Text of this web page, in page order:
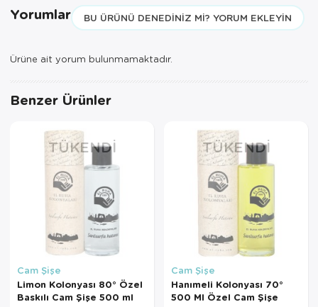
Yorumlar BU ÜRÜNÜ DENEDINIZ MI? YORUM EKLEYIN
Ürüne ait yorum bulunmamaktadır.
Benzer Ürünler
TÜKENDI
Cam Şişe
Limon Kolonyası 80° Özel
Baskılı Cam Şişe 500 ml
TÜKENDI
Cam Şişe
Hanımeli Kolonyası 70°
500 Ml Özel Cam Şişe